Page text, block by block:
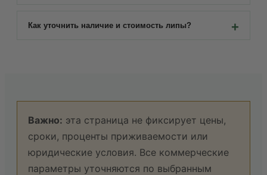
Как уточнить наличие и стоимость липы?
Важно: эта страница не фиксирует цены,
сроки, проценты приживаемости или
юридические условия. Все коммерческие
параметры уточняются по выбранным